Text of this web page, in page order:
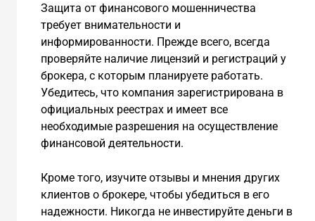
Защита от финансового мошенничества
требует внимательности и
информированности. Прежде всего, всегда
проверяйте наличие лицензий и регистраций у
брокера, с которым планируете работать.
Убедитесь, что компания зарегистрирована в
официальных реестрах и имеет все
необходимые разрешения на осуществление
финансовой деятельности.
Кроме того, изучите отзывы и мнения других
клиентов о брокере, чтобы убедиться в его
надежности. Никогда не инвестируйте деньги в